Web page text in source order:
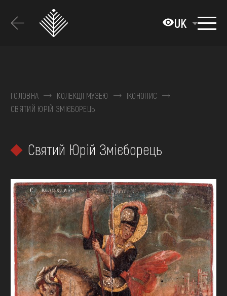
основного
UK
КОЛЕКЦІЇ
ВИСТАВКИ ТА ПОДІЇ
ВІДВІДАТИ
НАВЧИТИСЯ
ПОСЛУГИ
FAQ
ОНЛАЙН-КРАМНИЦЯ
ПІДТРИМАТИ
ГОЛОВНА КОЛЕКЦІЇ МУЗЕЮ
ІКОНОПИС
СВЯТИЙ ЮРІЙ ЗМІЄБОРЕЦЬ
Святий Юрій Змієборець